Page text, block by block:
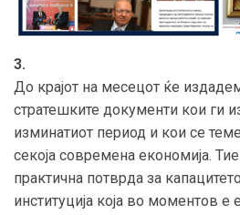
3.
До крајот на месецот ќе
стратешките документи кои ги
изминатиот период и кои се
секоја современа економија.
практична потврда за
институција која во моментов е